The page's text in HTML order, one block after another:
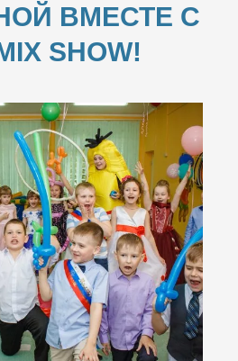
ВМЕСТЕ С
SHOW!